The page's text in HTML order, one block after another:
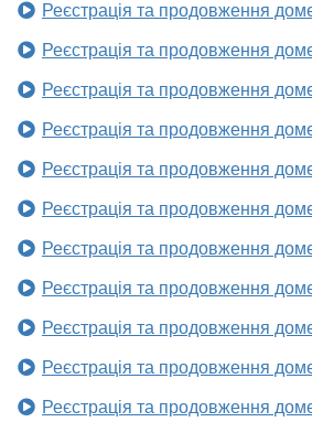
Реєстрація та продовження
Реєстрація та продовження
Реєстрація та продовження
Реєстрація та продовження
Реєстрація та продовження
Реєстрація та продовження
Реєстрація та продовження
Реєстрація та продовження
Реєстрація та продовження
Реєстрація та продовження
Реєстрація та продовження